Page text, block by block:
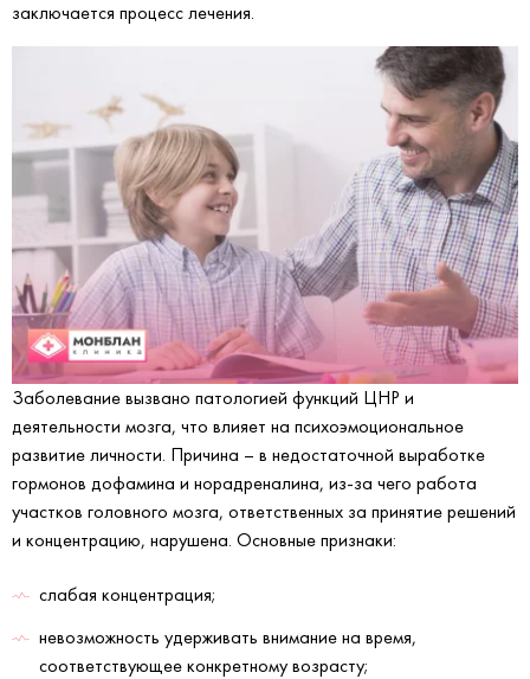
заключается процесс лечения.
Заболевание вызвано патологией функций ЦНР и
деятельности мозга, что влияет на психоэмоциональное
развитие личности. Причина – в недостаточной выработке
гормонов дофамина и норадреналина, из-за чего работа
участков головного мозга, ответственных за принятие решений
и концентрацию, нарушена. Основные признаки:
слабая концентрация;
невозможность удерживать внимание на время,
соответствующее конкретному возрасту;